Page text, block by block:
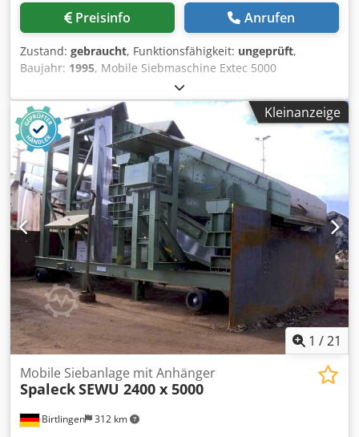
Preisinfo Anrufen
Zustand: gebraucht, Funktionsfähigkeit: ungeprüft,
Baujahr: 1995, Mobile Siebmaschine Extec 5000
Chedpfxezlbzwo Abiea -Baujahr 1995 -Antrieb elektrisch
Kleinanzeige
1 /21
Birtlingen 312 km
Mobile Siebanlage mit Anhänger
SpaleckSEWU 2400 x 5000